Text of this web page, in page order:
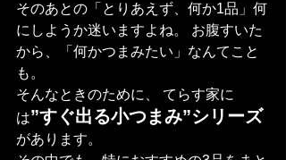
そのあとの「とりあえず、何か1品」何
にしようか迷いますよね。 お腹すいた
から、「何かつまみたい」なんてこと
も。
そんなときのために、 てらす家に
は”すぐ出る小つまみ”シリーズ
があります。